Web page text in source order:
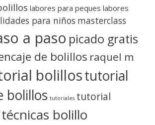
labores para peques labores
para niños masterclass
a paso picado gratis
de bolillos raquel m
bolillostutorial
bolillos tutoriales tutorial
técnicas bolillo